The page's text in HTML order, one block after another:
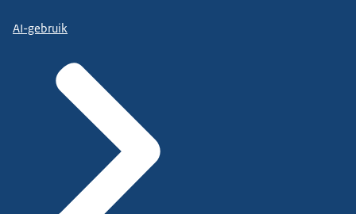
AI-gebruik